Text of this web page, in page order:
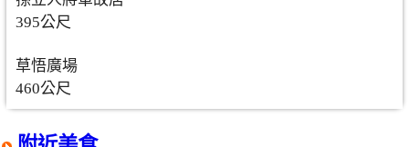
395公尺
草悟廣場
460公尺